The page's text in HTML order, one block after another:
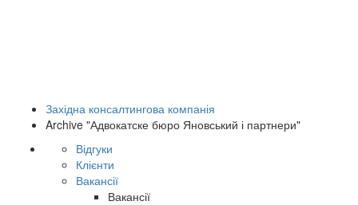
Західна консалтингова компанія
Archive "Адвокатске бюро Яновський і партнери"
Відгуки
Клієнти
Вакансії
Вакансії